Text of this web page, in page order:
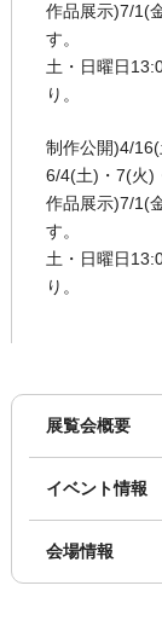
作品展示)7/1(
す。
土・日曜日
り。
制作公開)4/
6/4(土)・7(火)
作品展示)7/1(
す。
土・日曜日
り。
展覧会概要
イベント情報
会場情報